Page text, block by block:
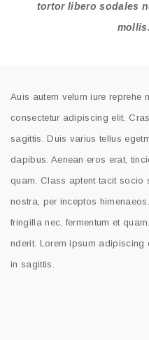
tortor libero sodales
Auis autem velum iure reprehe
consectetur adipiscing elit.
sagittis. Duis varius tellus
dapibus. Aenean eros erat,
quam. Class aptent tacit socio
nostra, per inceptos
fringilla nec, fermentum et
nderit. Lorem ipsum adipiscing
in sagittis.